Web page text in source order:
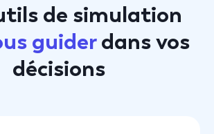
de simulation
guiderdans vos
décisions